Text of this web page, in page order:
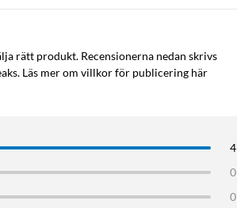
rätt produkt. Recensionerna nedan skrivs
Läs mer om villkor för publicering här
4
0
0